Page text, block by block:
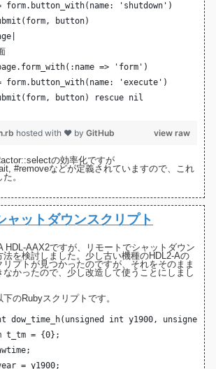
form.button_with(name: 'shutdown')
button)
=> 'form')
form.button_with(name: 'execute')
button) rescue nil
view raw
hosted with ❤ by GitHub
の効率化ですが
, #removeなどが定義されていますので、これ
。
ャットダウンスクリプト
HDL-AAX2ですが、リモートでシャットダウン
法を検討しました。少し古い機種のHDL2-Aの
リプト が見つかったのですが、それをそのまま
かったので、少し改造して使うことにしまし
のRubyスクリプトです。
dow_time_h(unsigned int y1900, unsigned
t_tm = {0};
= y1900;